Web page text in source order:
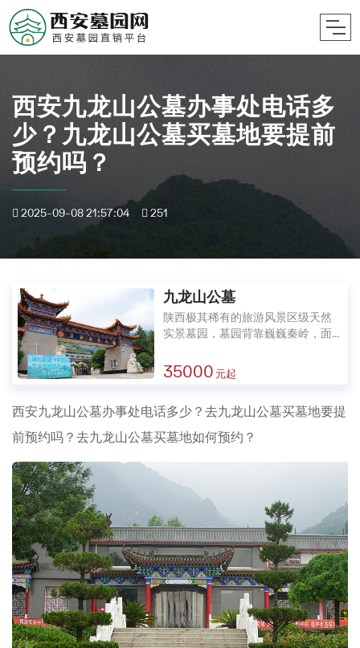
西安九龙山公墓办事处电话多
少？九龙山公墓买墓地要提前
预约吗？
2025-09-08 21:57:04 251
九龙山公墓
陕西极其稀有的旅游风景区级天然
实景墓园，墓园背靠巍巍秦岭，面
35000
西安九龙山公墓办事处电话多少？去九龙山公墓买墓地要提
前预约吗？去九龙山公墓买墓地如何预约？